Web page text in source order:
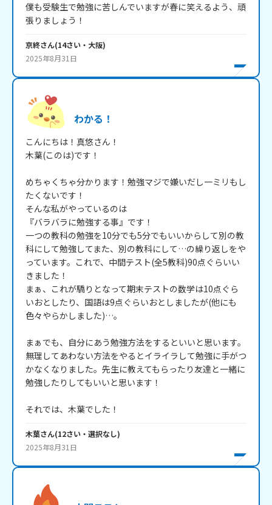
僕も受験生で勉強に苦しんでいますが春に笑えるよう、頑
張りましょう！
京終さん(14さい・ 大阪)
2025年8月31日
わかる！
こんにちは！真悠さん！
木葉(このは)です！
めちゃくちゃ分かります！勉強マジで嫌いだし一ミリもし
たくないです！
そんな私がやっているのは
『バラバラに勉強する事』です！
一つの教科の勉強を10分でも5分でもいいからして別の教
科にして勉強してまた、別の教科にして…の繰り返しをや
っています。これで、中間テスト(全5教科)90点ぐらいい
きました！
まぁ、これが驕りとなって期末テストの数学は10点ぐら
いおとしたり、国語は9点ぐらいおとしましたが(他にも
色々やらかしました)…。
まぁでも、自分にあう勉強方法をするといいと思います。
無理してあわない方法をやるとイライラして勉強に手がつ
かなくなりました。先生に教えてもらったり友達と一緒に
勉強したりしてもいいと思います！
それでは、木葉でした！
木葉さん(12さい・ 選択なし)
2025年8月31日